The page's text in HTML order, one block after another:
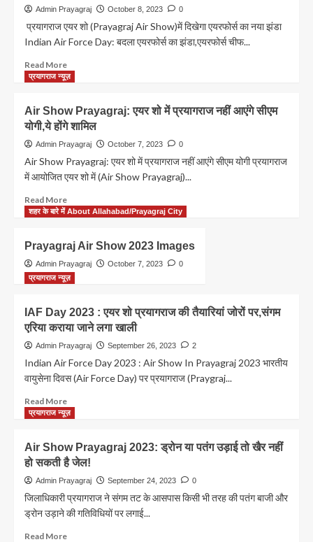
5
का
था
शो
27
लाख
Admin Prayagraj October 8, 2023 0
प्रयागराज एयर शो (Prayagraj Air Show)में दिखेगा एयरफोर्स का नया झंडा
Indian Air Force Day: बदला एयरफोर्स का झंडा,एयरफोर्स चीफ...
Read MoreRead
more
Air
Force
Day:
शो
दिखेगा
नया
झंडा
प्रयागराज न्यूज़
Air Show Prayagraj: एयर शो में प्रयागराज नहीं आएंगे सीएम
योगी,ये होंगे शामिल
Admin Prayagraj October 7, 2023 0
Air Show Prayagraj: एयर शो में प्रयागराज नहीं आएंगे सीएम योगी प्रयागराज
में आयोजित एयर शो में (Air Show Prayagraj)...
Read MoreRead
more
Show
Prayagraj:
एयर
प्रयागराज
नहीं
आएंगे
होंगे
शहर के बारे में About Allahabad/Prayagraj City
Prayagraj Air Show 2023 Images
Admin Prayagraj October 7, 2023
0
प्रयागराज न्यूज़
IAF Day 2023 : एयर शो प्रयागराज की तैयारियां जोरों पर,संगम
एरिया कराया जाने लगा खाली
Admin Prayagraj September 26, 2023 2
Indian Air Force Day 2023 : Air Show In Prayagraj 2023 भारतीय
वायुसेना दिवस (Air Force Day) पर प्रयागराज (Praygraj...
Read MoreRead
more
Day
2023
:
शो
प्रयागराज
प्रयागराज न्यूज़
Air Show Prayagraj 2023: ड्रोन या पतंग उड़ाई तो खैर नहीं
हो सकती है जेल!
Admin Prayagraj September 24, 2023 0
जिलाधिकारी प्रयागराज ने संगम तट के आसपास किसी भी तरह की पतंग बाजी और
ड्रोन उड़ाने की गतिविधियों पर लगाई...
Read MoreRead